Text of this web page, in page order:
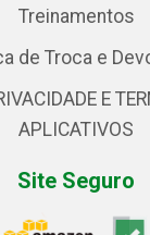
Treinamentos
de Troca e
E
APLICATIVOS
Site Seguro